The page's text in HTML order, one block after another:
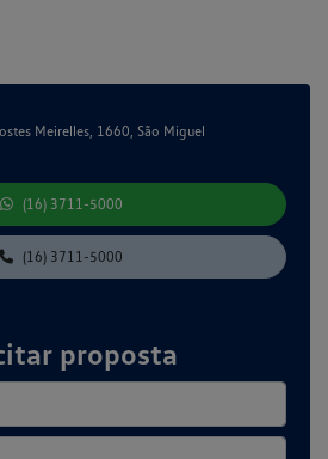
Meirelles, 1660, São Miguel
(16) 3711-5000
(16) 3711-5000
proposta